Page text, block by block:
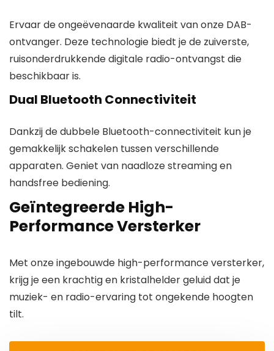
Ervaar de ongeëvenaarde kwaliteit van onze DAB-
ontvanger. Deze technologie biedt je de zuiverste,
ruisonderdrukkende digitale radio-ontvangst die
beschikbaar is.
Dual Bluetooth Connectiviteit
Dankzij de dubbele Bluetooth-connectiviteit kun je
gemakkelijk schakelen tussen verschillende
apparaten. Geniet van naadloze streaming en
handsfree bediening.
Geïntegreerde High-
Performance Versterker
Met onze ingebouwde high-performance versterker,
krijg je een krachtig en kristalhelder geluid dat je
muziek- en radio-ervaring tot ongekende hoogten
tilt.